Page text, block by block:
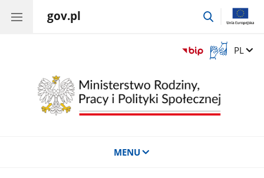
gov.pl
przejdź
Otwórz
okno
języka
migowego
Zmień
PL
MENU